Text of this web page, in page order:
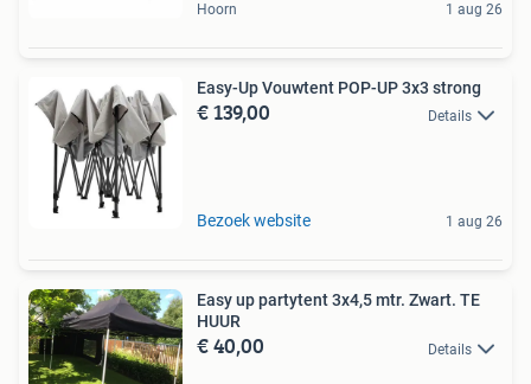
Hoorn 1 aug 26
Easy-Up Vouwtent POP-UP 3x3 strong
€ 139,00 Details
Bezoek website 1 aug 26
Easy up partytent 3x4,5 mtr. Zwart. TE
HUUR
€ 40,00 Details